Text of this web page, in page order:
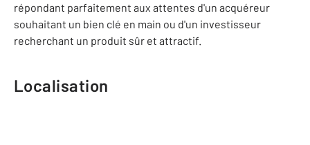
répondant parfaitement aux attentes d'un acquéreur
souhaitant un bien clé en main ou d'un investisseur
recherchant un produit sûr et attractif.
Localisation